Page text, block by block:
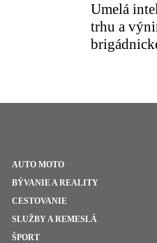
Umelá
trhu a
AUTO MOTO
BÝVANIE A REALITY
CESTOVANIE
SLUŽBY A REMESLÁ
ŠPORT